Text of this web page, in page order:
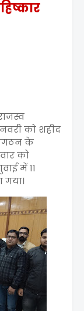
को शहीद
के
को
में 11
गया।